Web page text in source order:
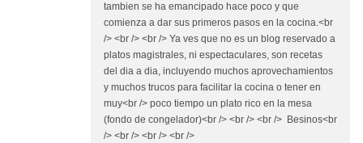
tambien se ha emancipado hace poco y que
comienza a dar sus primeros pasos en la cocina.<br
/> <br /> <br /> Ya ves que no es un blog reservado a
platos magistrales, ni espectaculares, son recetas
del dia a dia, incluyendo muchos aprovechamientos
y muchos trucos para facilitar la cocina o tener en
muy<br /> poco tiempo un plato rico en la mesa
(fondo de congelador)<br /> <br /> <br /> Besinos<br
/> <br /> <br /> <br />